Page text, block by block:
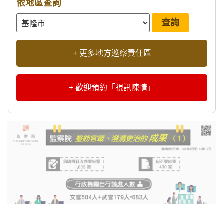
依地區查詢
+ 更多地方巡察責任區
+ 歡迎預約「視訊陳情」